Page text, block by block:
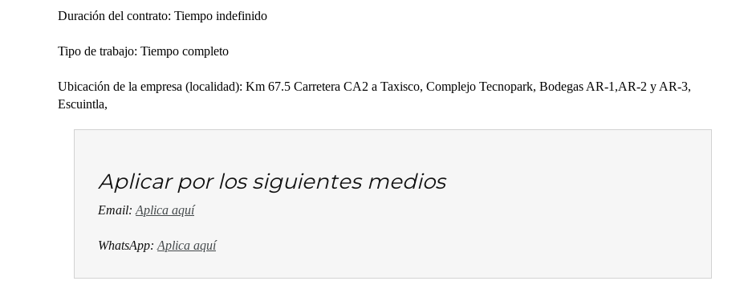
Duración del contrato: Tiempo indefinido
Tipo de trabajo: Tiempo completo
Ubicación de la empresa (localidad): Km 67.5 Carretera CA2 a Taxisco, Complejo Tecnopark, Bodegas AR-1,AR-2 y AR-3,
Escuintla,
Aplicar por los siguientes medios
Email: Aplica aquí
WhatsApp: Aplica aquí